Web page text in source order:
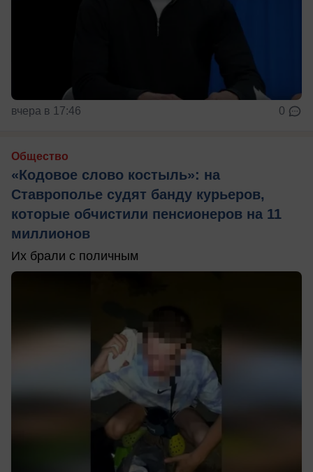
вчера в 17:46 0
Общество
«Кодовое слово костыль»: на
Ставрополье судят банду курьеров,
которые обчистили пенсионеров на 11
миллионов
Их брали с поличным